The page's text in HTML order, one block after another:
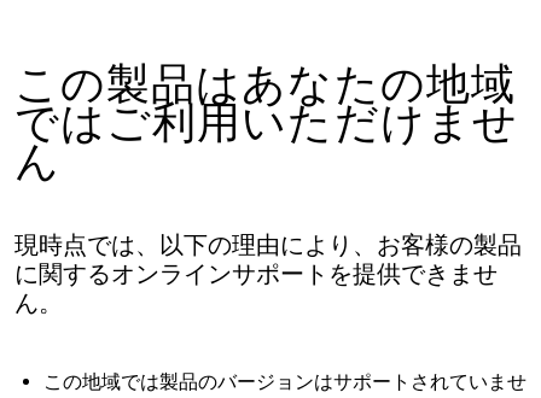
この製品はあなたの地域
ではご利用いただけませ
ん
現時点では、以下の理由により、お客様の製品
に関するオンラインサポートを提供できませ
ん。
この地域では製品のバージョンはサポートされていませ